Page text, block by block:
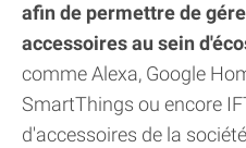
afin de permettre de
accessoires au sein
comme Alexa, Google
SmartThings ou encore
d'accessoires de la